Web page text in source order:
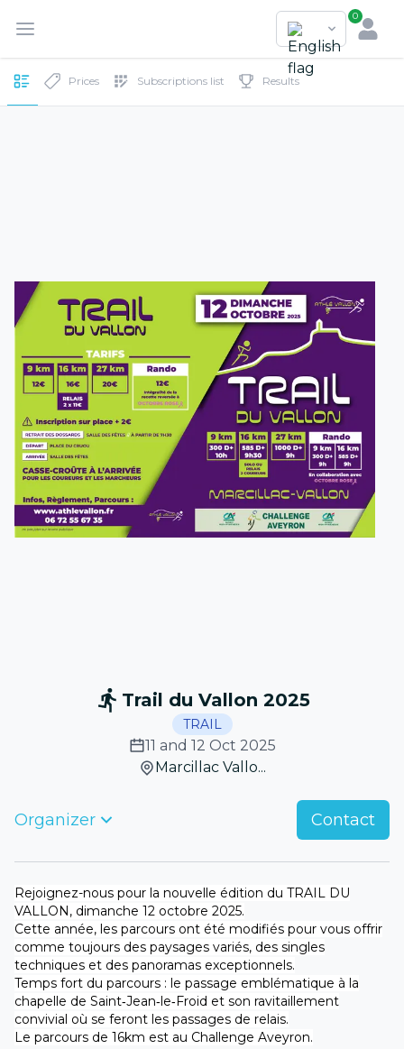
0
Prices Subscriptions list Results
Trail du Vallon 2025
TRAIL
11 and 12 Oct 2025
Marcillac Vallo...
Organizer Contact
Rejoignez-nous pour la nouvelle édition du TRAIL DU
VALLON, dimanche 12 octobre 2025.
Cette année, les parcours ont été modifiés pour vous offrir
comme toujours des paysages variés, des singles
techniques et des panoramas exceptionnels.
Temps fort du parcours : le passage emblématique à la
chapelle de Saint‑Jean‑le‑Froid et son ravitaillement
convivial où se feront les passages de relais.
Le parcours de 16km est au Challenge Aveyron.